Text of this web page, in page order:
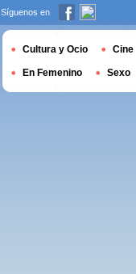
Síguenos en
Cultura y Ocio Cine
En Femenino Sexo